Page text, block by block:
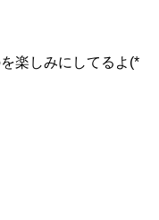
楽しみにしてるよ(*